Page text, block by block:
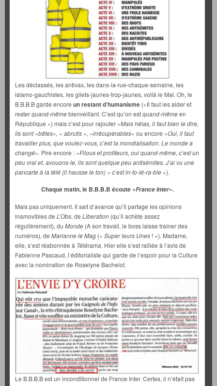
Les déclassés, les antivax, les dans-la-rue-chaque-semaine, les
islamo-gauchistes, les gilets-jaunes-trop-jaunes, voilà le Mal. Oh, le
B.B.B.B garde encore un restant d’humanisme («Il faut les aider et
resterquand-mêmebienveillant. C’est qu’on estquand-mêmeen
République ») mais c’est pour rajouter «Mais hélas, il faut bien le dire,
ils sont «bêtes», « abrutis », «irrécupérables» ou encore «Oui, il faut
travailler plus, que voulez-vous, c’est la mondialisation. Le monde a
changé». Pire encore : «Filous et profiteurs, oui quand-même, c’est un
peu vrai et, avouons-le, ils sont quelque peu antisémites. J’ai vu une
pancarte à la télé (il hausse le ton) « c’est in-to-lé-ra-ble »).
Chaque matin, le B.B.B.B écoute «France Inter».
Mais pas uniquement. Il sait d’avance qu’il partage les opinions
inamovibles de L’Obs, de Liberation (qu’il achète assez
régulièrement), du Monde (A son travail, le boss laisse traîner des
numéros), de Marianne le Mag (« Super leurs Unes ! »). Madame,
elle, s’est réabonnée à Télérama. Hier elle s’est ralliée à l’avis de
Fabienne Pascaud, l’éditorialiste qui garde de l’espoir pour la Culture
avec la nomination de Roselyne Bachelot.
Le B.B.B.B est un inconditionnel de France Inter. Certes, il n’était pas